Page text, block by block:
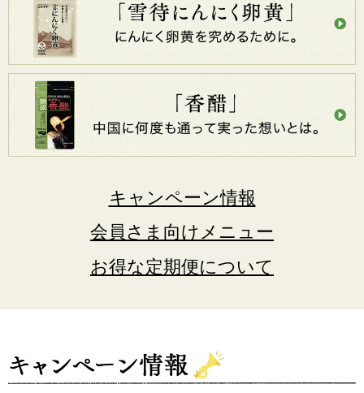
キャンペーン情報
会員さま向けメニュー
お得な定期便について